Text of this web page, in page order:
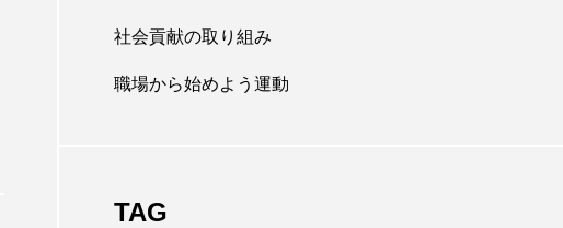
社会貢献の取り組み
職場から始めよう運動
TAG